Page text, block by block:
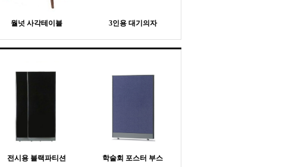
월넛 사각테이블 3인용 대기의자
전시용 블랙파티션 학술회 포스터 부스